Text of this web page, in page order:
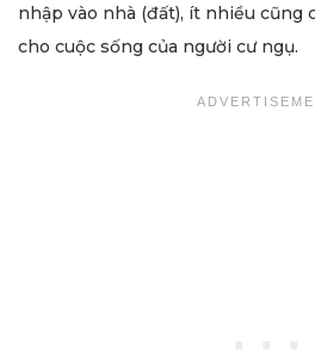
nhập vào nhà (đất), ít nhiều cũng
cho cuộc sống của người cư ngụ.